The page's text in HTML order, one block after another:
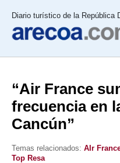
Diario turístico de la República
“Air France
frecuencia en
Cancún”
Temas relacionados: AIr
Top Resa